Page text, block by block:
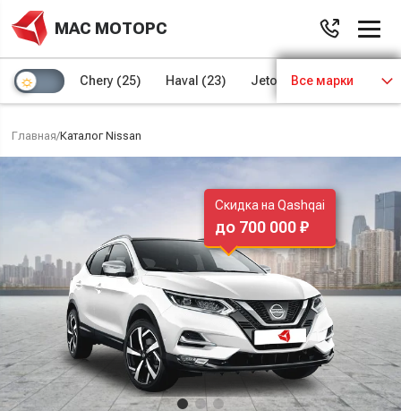
МАС МОТОРС
Chery (25) Haval (23) Jetour (8) Kaiyi (4)
Все марки
Главная/Каталог Nissan
Скидка на Qashqai
до 700 000 ₽